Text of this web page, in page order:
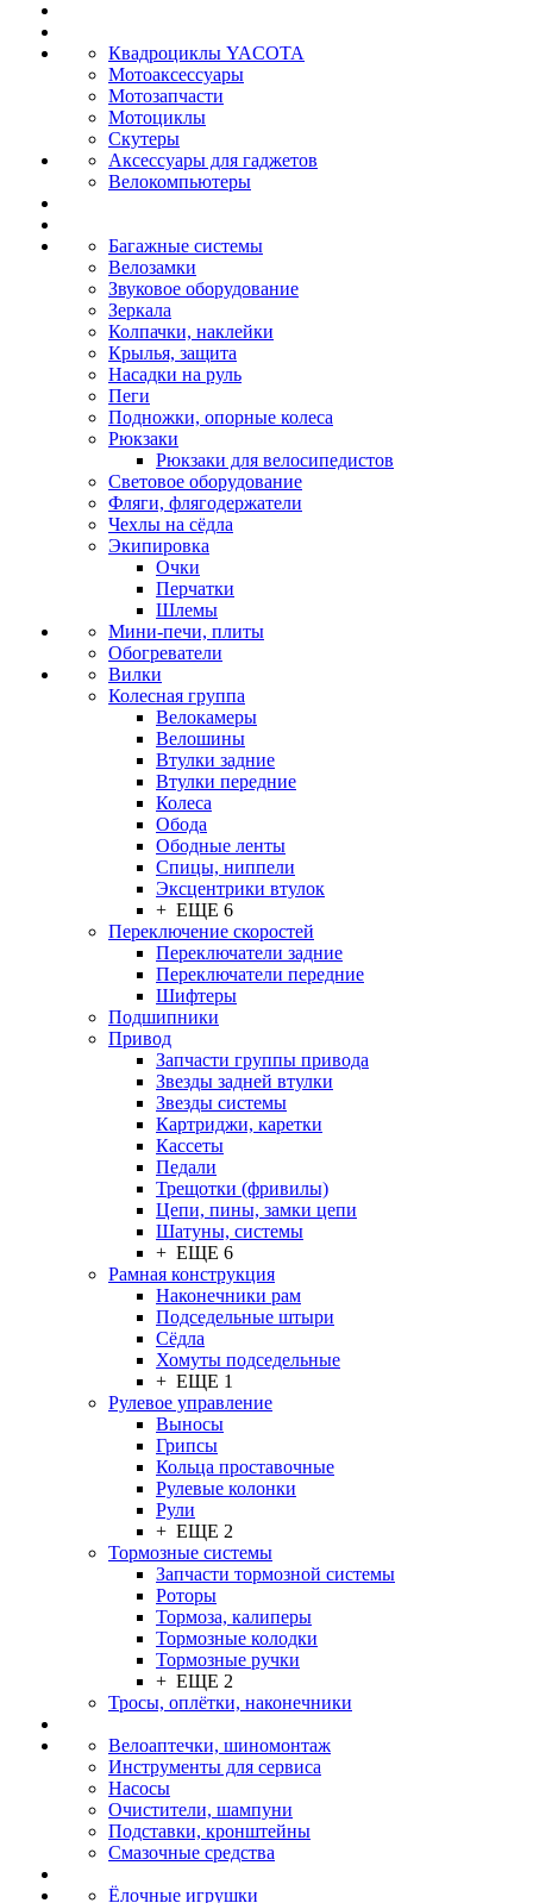
Квадроциклы YACOTA
Мотоаксессуары
Мотозапчасти
Мотоциклы
Скутеры
Аксессуары для гаджетов
Велокомпьютеры
Багажные системы
Велозамки
Звуковое оборудование
Зеркала
Колпачки, наклейки
Крылья, защита
Насадки на руль
Пеги
Подножки, опорные колеса
Рюкзаки
Рюкзаки для велосипедистов
Световое оборудование
Фляги, флягодержатели
Чехлы на сёдла
Экипировка
Очки
Перчатки
Шлемы
Мини-печи, плиты
Обогреватели
Вилки
Колесная группа
Велокамеры
Велошины
Втулки задние
Втулки передние
Колеса
Обода
Ободные ленты
Спицы, ниппели
Эксцентрики втулок
+ ЕЩЕ 6
Переключение скоростей
Переключатели задние
Переключатели передние
Шифтеры
Подшипники
Привод
Запчасти группы привода
Звезды задней втулки
Звезды системы
Картриджи, каретки
Кассеты
Педали
Трещотки (фривилы)
Цепи, пины, замки цепи
Шатуны, системы
+ ЕЩЕ 6
Рамная конструкция
Наконечники рам
Подседельные штыри
Сёдла
Хомуты подседельные
+ ЕЩЕ 1
Рулевое управление
Выносы
Грипсы
Кольца проставочные
Рулевые колонки
Рули
+ ЕЩЕ 2
Тормозные системы
Запчасти тормозной системы
Роторы
Тормоза, калиперы
Тормозные колодки
Тормозные ручки
+ ЕЩЕ 2
Тросы, оплётки, наконечники
Велоаптечки, шиномонтаж
Инструменты для сервиса
Насосы
Очистители, шампуни
Подставки, кронштейны
Смазочные средства
Ёлочные игрушки